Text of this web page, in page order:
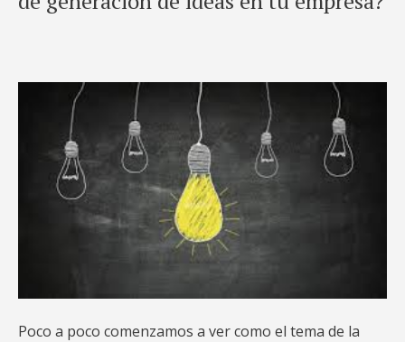
Poco a poco comenzamos a ver como el tema de la